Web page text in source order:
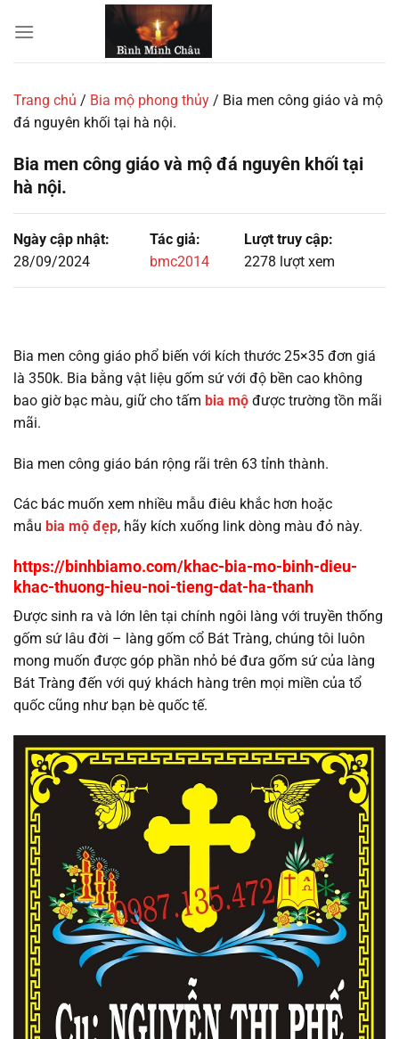
đến
Trang chủ / Bia mộ phong thủy / Bia men công giáo và mộ
đá nguyên khối tại hà nội.
Bia men công giáo và mộ đá nguyên khối tại
hà nội.
Ngày cập nhật:
28/09/2024
Tác giả:
bmc2014
Lượt truy cập:
2278 lượt xem
Bia men công giáo phổ biến với kích thước 25×35 đơn giá
là 350k. Bia bằng vật liệu gốm sứ với độ bền cao không
bao giờ bạc màu, giữ cho tấm bia mộ được trường tồn mãi
mãi.
Bia men công giáo bán rộng rãi trên 63 tỉnh thành.
Các bác muốn xem nhiều mẫu điêu khắc hơn hoặc
mẫu bia mộ đẹp, hãy kích xuống link dòng màu đỏ này.
https://binhbiamo.com/khac-bia-mo-binh-dieu-
khac-thuong-hieu-noi-tieng-dat-ha-thanh
Được sinh ra và lớn lên tại chính ngôi làng với truyền thống
gốm sứ lâu đời – làng gốm cổ Bát Tràng, chúng tôi luôn
mong muốn được góp phần nhỏ bé đưa gốm sứ của làng
Bát Tràng đến với quý khách hàng trên mọi miền của tổ
quốc cũng như bạn bè quốc tế.